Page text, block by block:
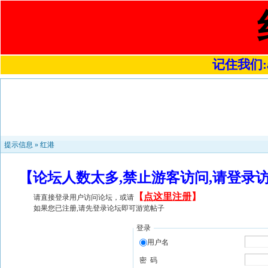
记住我们
提示信息 » 红港
【论坛人数太多,禁止游客访问,请登
请直接登录用户访问论坛，或请 【 点这里注册】
如果您已注册,请先登录论坛即可游览帖子
登录
用户名
密 码